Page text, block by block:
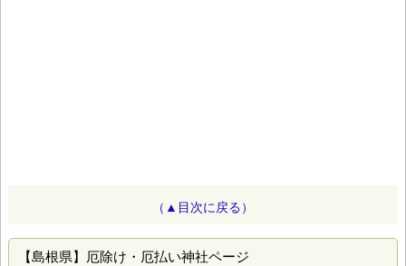
（▲目次に戻る）
【島根県】厄除け・厄払い神社ページ